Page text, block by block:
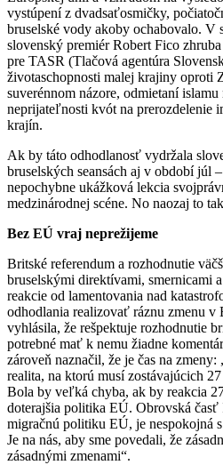
vystúpení z dvadsaťosmičky,
bruselské vody akoby ochabovalo. V
slovenský premiér Robert Fico
pre TASR (Tlačová agentúra
životaschopnosti malej krajiny oproti
suverénnom názore, odmietaní islamu
neprijateľnosti kvót na prerozdelenie
krajín.
Ak by táto odhodlanosť vydržala
bruselských seansách aj v období júl
nepochybne ukážková lekcia
medzinárodnej scéne. No naozaj to
Bez EÚ vraj neprežijeme
Britské referendum a rozhodnutie
bruselskými direktívami, smernicami
reakcie od lamentovania nad
odhodlania realizovať ráznu zmenu v
vyhlásila, že rešpektuje rozhodnutie
potrebné mať k nemu žiadne
zároveň naznačil, že je čas na
realita, na ktorú musí zostávajúcich
Bola by veľká chyba, ak by reakcia
doterajšia politika EÚ. Obrovská
migračnú politiku EÚ, je nespokojná
Je na nás, aby sme povedali, že
zásadnými zmenami“.